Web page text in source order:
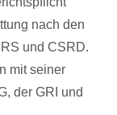
nach den
und CSRD.
mit seiner
der GRI und